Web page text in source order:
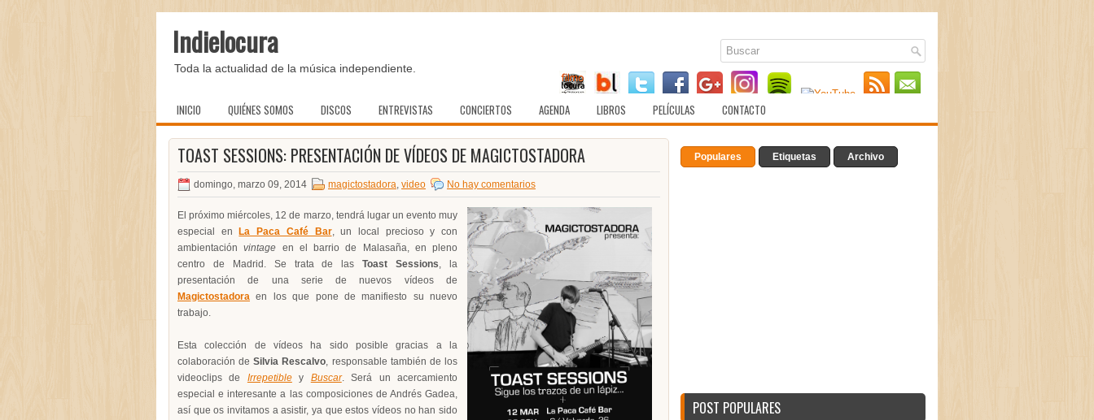
Indielocura
Toda la actualidad de la música independiente.
INICIO QUIÉNES SOMOS DISCOS ENTREVISTAS CONCIERTOS AGENDA LIBROS PELÍCULAS CONTACTO
TOAST SESSIONS: PRESENTACIÓN DE VÍDEOS DE MAGICTOSTADORA
domingo, marzo 09, 2014 magictostadora, video No hay comentarios
El próximo miércoles, 12 de marzo, tendrá lugar un evento muy
especial en
La Paca Café Bar, un local precioso y con
ambientaciónvintage en el barrio de Malasaña, en pleno
centro de Madrid. Se trata de lasToast Sessions, la
presentación de una serie de nuevos vídeos de
Magictostadora en los que pone de manifiesto su nuevo
trabajo.
Esta colección de vídeos ha sido posible gracias a la
colaboración deSilvia Rescalvo, responsable también de los
videoclips de Irrepetible y Buscar. Será un acercamiento
especial e interesante a las composiciones de Andrés Gadea,
así que os invitamos a asistir, ya que estos vídeos no han sido
Populares Etiquetas Archivo
POST POPULARES